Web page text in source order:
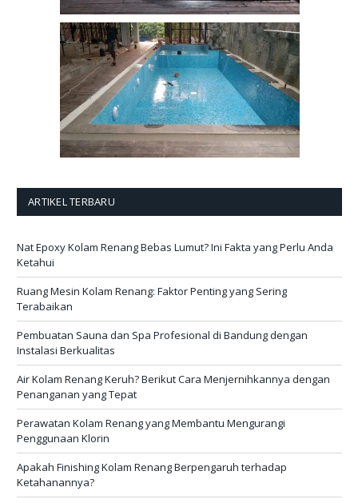
ARTIKEL TERBARU
Nat Epoxy Kolam Renang Bebas Lumut? Ini Fakta yang Perlu Anda
Ketahui
Ruang Mesin Kolam Renang: Faktor Penting yang Sering
Terabaikan
Pembuatan Sauna dan Spa Profesional di Bandung dengan
Instalasi Berkualitas
Air Kolam Renang Keruh? Berikut Cara Menjernihkannya dengan
Penanganan yang Tepat
Perawatan Kolam Renang yang Membantu Mengurangi
Penggunaan Klorin
Apakah Finishing Kolam Renang Berpengaruh terhadap
Ketahanannya?